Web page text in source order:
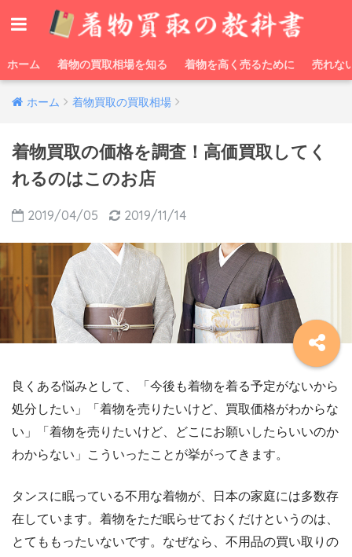
ホーム 着物の買取相場を知る 着物を高く売るために 売れな
ホーム 着物買取の買取相場
着物買取の価格を調査！高価買取してく
れるのはこのお店
2019/04/05 2019/11/14
良くある悩みとして、「今後も着物を着る予定がないから
処分したい」「着物を売りたいけど、買取価格がわからな
い」「着物を売りたいけど、どこにお願いしたらいいのか
わからない」こういったことが挙がってきます。
タンスに眠っている不用な着物が、日本の家庭には多数存
在しています。着物をただ眠らせておくだけというのは、
とてももったいないです。なぜなら、不用品の買い取りの